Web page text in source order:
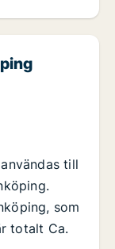
till
som
totalt Ca.